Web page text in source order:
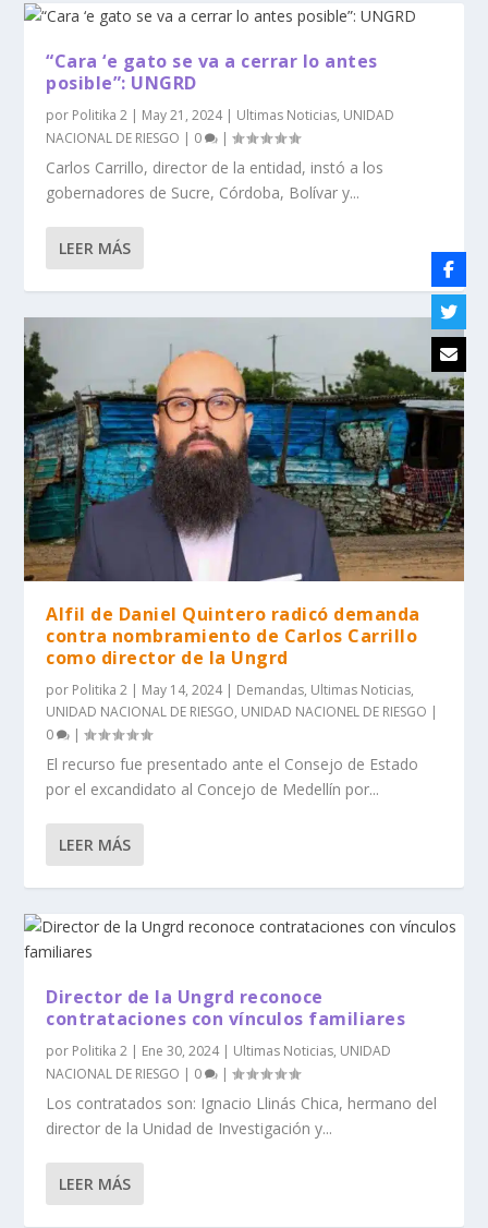
“Cara ‘e gato se va a cerrar lo antes
posible”: UNGRD
por Politika 2 | May 21, 2024| Ultimas Noticias, UNIDAD
NACIONAL DE RIESGO | 0 |
Carlos Carrillo, director de la entidad, instó a los
gobernadores de Sucre, Córdoba, Bolívar y...
LEER MÁS
Alfil de Daniel Quintero radicó demanda
contra nombramiento de Carlos Carrillo
como director de la Ungrd
por Politika 2 | May 14, 2024| Demandas, Ultimas Noticias,
UNIDAD NACIONAL DE RIESGO, UNIDAD NACIONEL DE RIESGO |
0
|
El recurso fue presentado ante el Consejo de Estado
por el excandidato al Concejo de Medellín por...
LEER MÁS
Director de la Ungrd reconoce
contrataciones con vínculos familiares
por Politika 2 | Ene 30, 2024| Ultimas Noticias, UNIDAD
NACIONAL DE RIESGO | 0 |
Los contratados son: Ignacio Llinás Chica, hermano del
director de la Unidad de Investigación y...
LEER MÁS